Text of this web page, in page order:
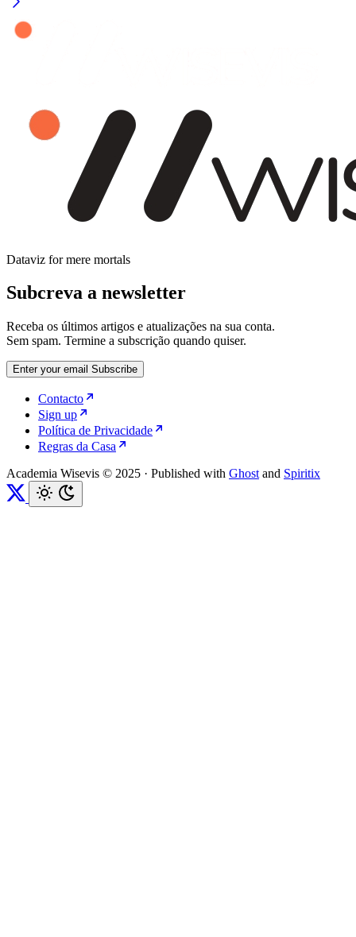
Dataviz for mere mortals
Subcreva a newsletter
Receba os últimos artigos e atualizações na sua conta.
Sem spam. Termine a subscrição quando quiser.
Enter your email Subscribe
Contacto
Sign up
Política de Privacidade
Regras da Casa
Academia Wisevis © 2025 · Published with Ghost and Spiritix